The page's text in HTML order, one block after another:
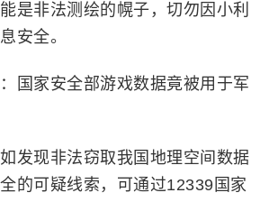
是非法测绘的幌子，切勿因小利
安全。
国家安全部游戏数据竟被用于军
发现非法窃取我国地理空间数据
的可疑线索，可通过12339国家